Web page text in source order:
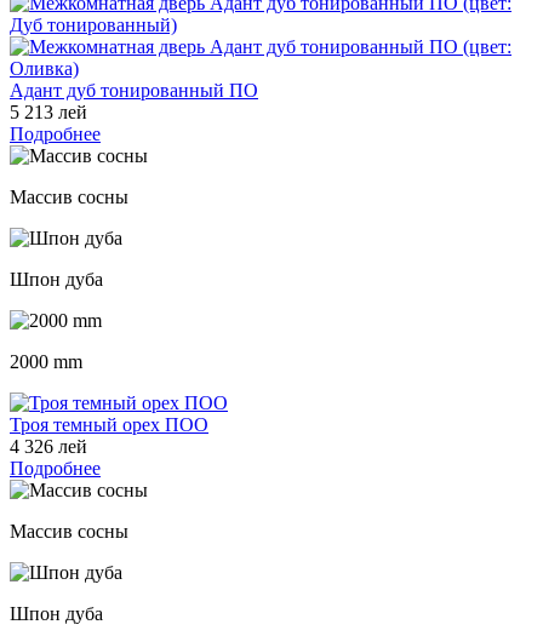
Адант дуб тонированный ПО
5 213 лей
Подробнее
Массив сосны
Шпон дуба
2000 mm
Троя темный орех ПОО
4 326 лей
Подробнее
Массив сосны
Шпон дуба